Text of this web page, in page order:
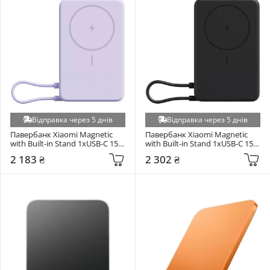
Відправка через 5 днів
Павербанк Xiaomi Magnetic
with Built-in Stand 1xUSB-C 15W
10000mAh Purple (BHR08PAGL)
2 183 ₴
Відправка через 5 днів
Павербанк Xiaomi Magnetic
with Built-in Stand 1xUSB-C 15W
10000mAh Grey (BHR08P9GL)
2 302 ₴